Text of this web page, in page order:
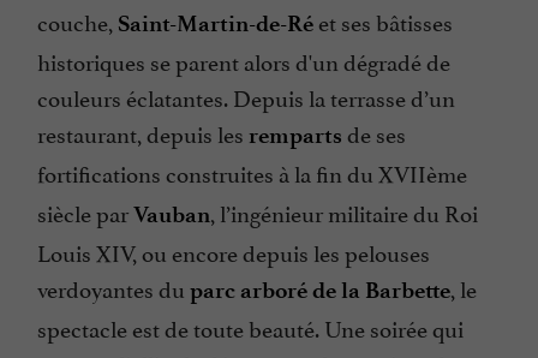
couche, Saint-Martin-de-Ré et ses bâtisses
historiques se parent alors d'un dégradé de
couleurs éclatantes. Depuis la terrasse d’un
restaurant, depuis les remparts de ses
fortifications construites à la fin du XVIIème
siècle parVauban, l’ingénieur militaire du Roi
Louis XIV, ou encore depuis les pelouses
verdoyantes du parc arboré de la Barbette, le
spectacle est de toute beauté. Une soirée qui